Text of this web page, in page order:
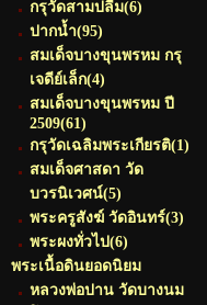
กรุวัดสามปลื้ม(6)
ปากน้ำ(95)
สมเด็จบางขุนพรหม กรุ
เจดีย์เล็ก(4)
สมเด็จบางขุนพรหม ปี
2509(61)
กรุวัดเฉลิมพระเกียรติ(1)
สมเด็จศาสดา วัด
บวรนิเวศน์(5)
พระครูสังฆ์ วัดอินทร์(3)
พระผงทั่วไป(6)
พระเนื้อดินยอดนิยม
หลวงพ่อปาน วัดบางนม